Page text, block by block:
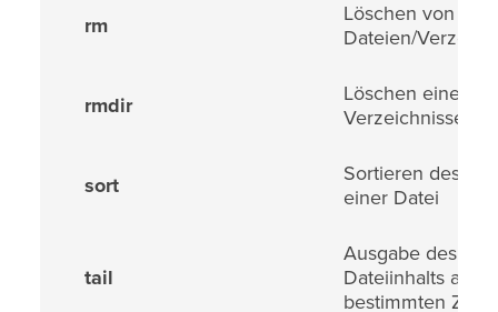
rm
Löschen von
Dateien/
rmdir
Löschen eines
Verzeichnisses
sort
Sortieren des
einer Datei
tail
Ausgabe des
Dateiinhalts ab
bestimmten Zeile